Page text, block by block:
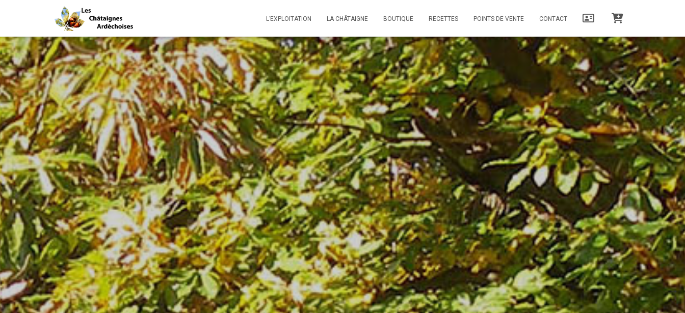
L’EXPLOITATION LA CHÂTAIGNE BOUTIQUE RECETTES POINTS DE VENTE CONTACT